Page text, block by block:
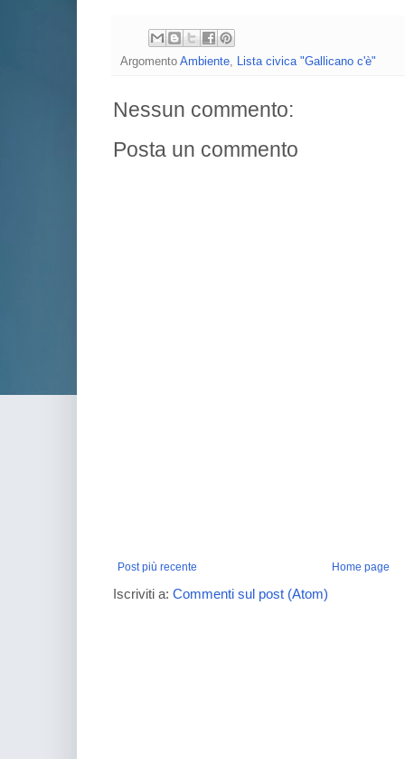
Argomento Ambiente, Lista civica "Gallicano c'è"
Nessun commento:
Posta un commento
Post più recente Home page
Iscriviti a: Commenti sul post (Atom)